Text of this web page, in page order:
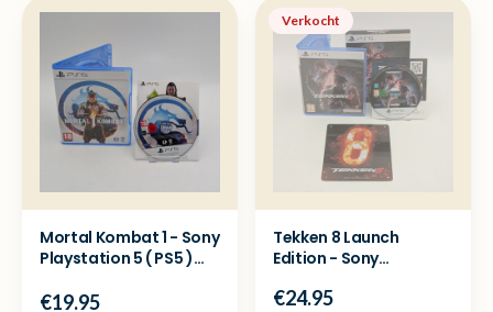
Mortal Kombat 1 - Sony
Playstation 5 ( PS5 )
€19.95
Verkocht
Tekken 8 Launch
Edition - Sony
Game
€24.95